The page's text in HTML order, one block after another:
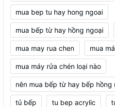
mua bep tu hay hong ngoai
mua bếp từ hay hồng ngoại
mua may rua chen mua
mua máy rửa chén loại nào
nên mua bếp từ hay bếp hồng
tủ bếp tu bep acrylic